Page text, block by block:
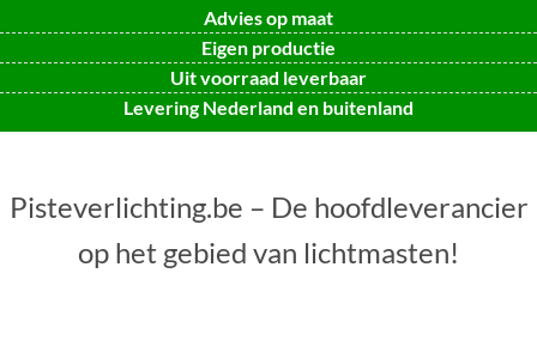
Advies op maat
Eigen productie
Uit voorraad leverbaar
Levering Nederland en buitenland
Pisteverlichting.be – De hoofdleverancier
op het gebied van lichtmasten!